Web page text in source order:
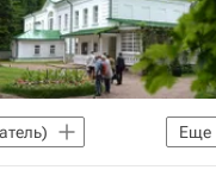
Еще